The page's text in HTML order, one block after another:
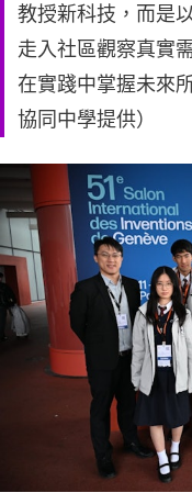
教授新科技，而是
走入社區觀察真實
在實踐中掌握未來
協同中學提供）